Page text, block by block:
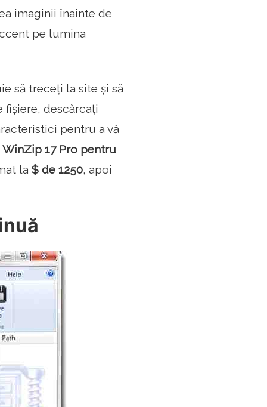
imaginii înainte de
pe lumina
să treceți la site și să
descărcați
pentru a vă
17 Pro pentru
la $ de 1250, apoi